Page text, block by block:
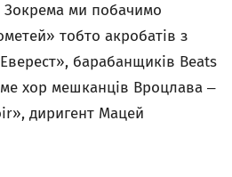
Зокрема ми побачимо
тобто акробатів з
барабанщиків Beats
хор мешканців Вроцлава ‒
диригент Мацей